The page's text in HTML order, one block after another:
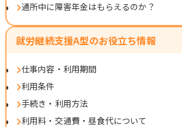
通所中に障害年金はもらえるのか？
就労継続支援A型のお役立ち情報
仕事内容・利用期間
利用条件
手続き・利用方法
利用料・交通費・昼食代について